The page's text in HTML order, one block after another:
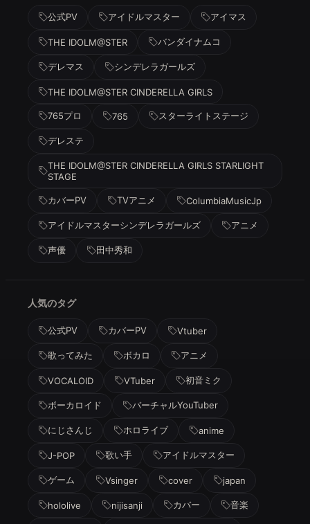
公式PV アイドルマスター アイマス
THE IDOLM@STER バンダイナムコ
デレマス シンデレラガールズ
THE IDOLM@STER CINDERELLA GIRLS
765プロ 765 スターライトステージ
デレステ
THE IDOLM@STER CINDERELLA GIRLS STARLIGHT
STAGE
カバーPV TVアニメ ColumbiaMusicJp
アイドルマスターシンデレラガールズ アニメ
声優 田中秀和
人気のタグ
公式PV カバーPV Vtuber
歌ってみた ボカロ アニメ
VOCALOID VTuber 初音ミク
ボーカロイド バーチャルYouTuber
にじさんじ ホロライブ anime
J-POP 歌い手 アイドルマスター
ゲーム Vsinger cover japan
hololive nijisanji カバー 音楽